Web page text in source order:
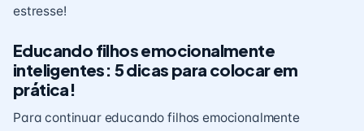
estresse!
Educando filhos emocionalmente
inteligentes: 5 dicas para colocar em
prática!
Para continuar educando filhos emocionalmente